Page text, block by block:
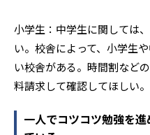
小学生：中学生に関しては
い。校舎によって、小学生
い校舎がある。時間割など
料請求して確認してほしい。
一人でコツコツ勉強を